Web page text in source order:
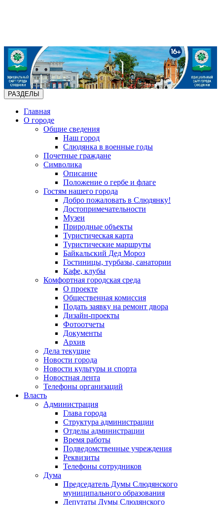
РАЗДЕЛЫ
Главная
О городе
Общие сведения
Наш город
Слюдянка в военные годы
Почетные граждане
Символика
Описание
Положение о гербе и флаге
Гостям нашего города
Добро пожаловать в Слюдянку!
Достопримечательности
Музеи
Природные объекты
Туристическая карта
Туристические маршруты
Байкальский Дед Мороз
Гостиницы, турбазы, санатории
Кафе, клубы
Комфортная городская среда
О проекте
Общественная комиссия
Подать заявку на ремонт двора
Дизайн-проекты
Фотоотчеты
Документы
Архив
Дела текущие
Новости города
Новости культуры и спорта
Новостная лента
Телефоны организаций
Власть
Администрация
Глава города
Структура администрации
Отделы администрации
Время работы
Подведомственные учреждения
Реквизиты
Телефоны сотрудников
Дума
Председатель Думы Слюдянского
муниципального образования
Депутаты Думы Слюдянского